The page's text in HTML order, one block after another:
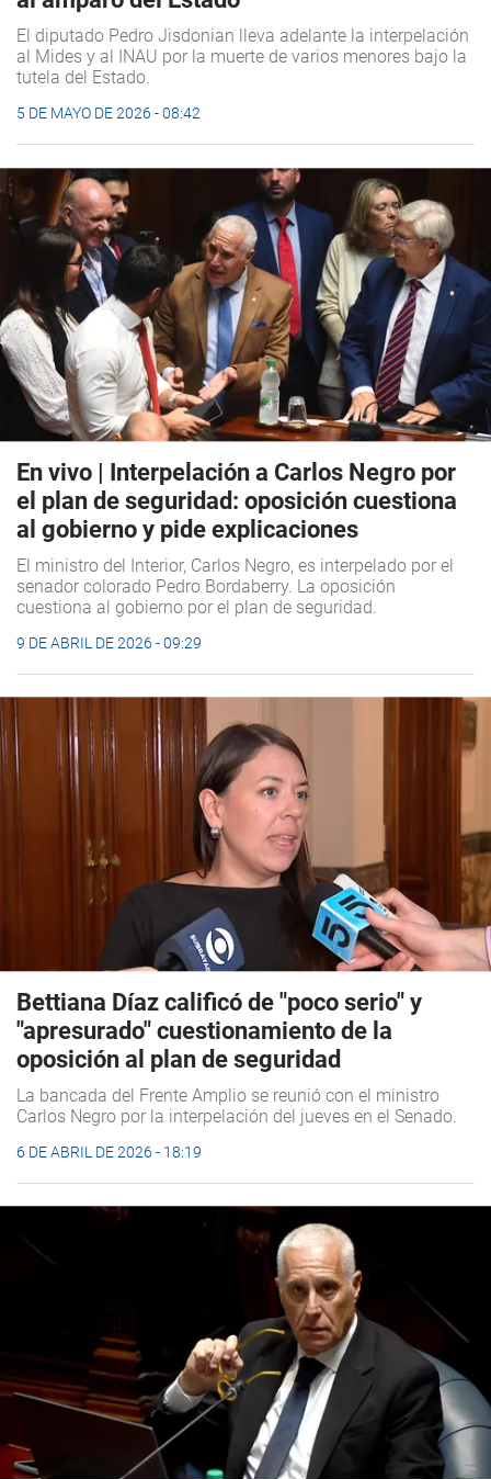
El diputado Pedro Jisdonian lleva adelante la interpelación
al Mides y al INAU por la muerte de varios menores bajo la
tutela del Estado.
5 DE MAYO DE 2026 - 08:42
En vivo | Interpelación a Carlos Negro por
el plan de seguridad: oposición cuestiona
al gobierno y pide explicaciones
El ministro del Interior, Carlos Negro, es interpelado por el
senador colorado Pedro Bordaberry. La oposición
cuestiona al gobierno por el plan de seguridad.
9 DE ABRIL DE 2026 - 09:29
Bettiana Díaz calificó de "poco serio" y
"apresurado" cuestionamiento de la
oposición al plan de seguridad
La bancada del Frente Amplio se reunió con el ministro
Carlos Negro por la interpelación del jueves en el Senado.
6 DE ABRIL DE 2026 - 18:19